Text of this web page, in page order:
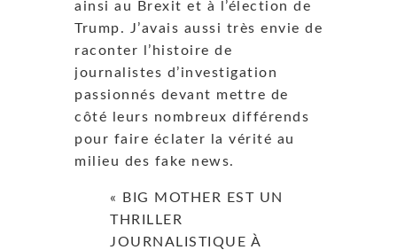
ainsi au Brexit et à l’élection de
Trump. J’avais aussi très envie de
raconter l’histoire de
journalistes d’investigation
passionnés devant mettre de
côté leurs nombreux différends
pour faire éclater la vérité au
milieu des fake news.
« BIG MOTHER EST UN
THRILLER
JOURNALISTIQUE À